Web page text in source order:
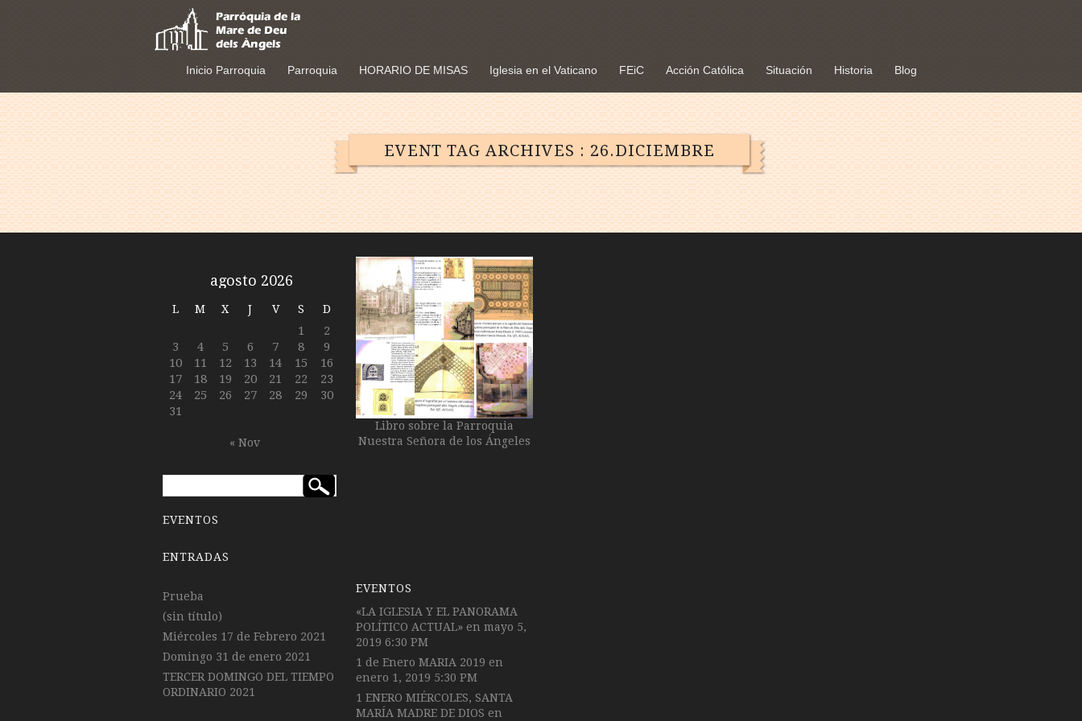
Inicio Parroquia Parroquia HORARIO DE MISAS Iglesia en el Vaticano FEiC Acción Católica Situación Historia Blog
EVENT TAG ARCHIVES : 26.DICIEMBRE
agosto 2026
L M X J V S D
1
2
3
4 5 6 7 8
9
10
11 12 13 14 15
16
17
18 19 20 21 22
23
24
25 26 27 28 29
30
31
« Nov
EVENTOS
ENTRADAS
Prueba
(sin título)
Miércoles 17 de Febrero 2021
Domingo 31 de enero 2021
TERCER DOMINGO DEL TIEMPO
ORDINARIO 2021
Libro sobre la Parroquia
Nuestra Señora de los Ángeles
EVENTOS
«LA IGLESIA Y EL PANORAMA
POLÍTICO ACTUAL» en mayo 5,
2019 6:30 PM
1 de Enero MARIA 2019 en
enero 1, 2019 5:30 PM
1 ENERO MIÉRCOLES, SANTA
MARÍA MADRE DE DIOS en